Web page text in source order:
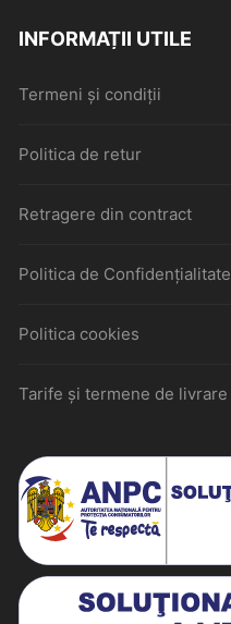
INFORMAȚII UTILE
Termeni și condiții
Politica de retur
Retragere din contract
Politica de Confidențialitate
Politica cookies
Tarife și termene de livrare